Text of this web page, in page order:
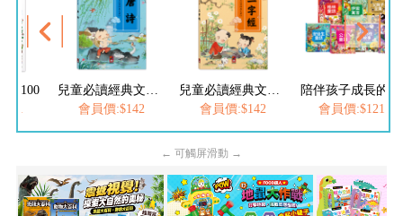
學100
會員價:$142
會員價:$142
會員價:$1216
← 可觸屏滑動 →